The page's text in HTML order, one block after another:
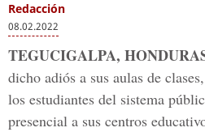
Redacción
08.02.2022
TEGUCIGALPA,
dicho adiós a sus aulas de
los estudiantes del sistema
presencial a sus centros